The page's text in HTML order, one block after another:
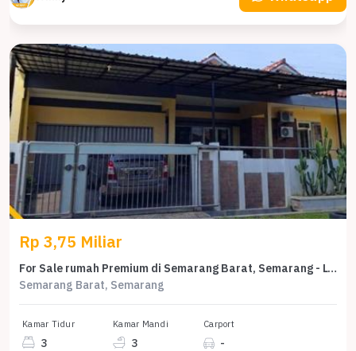
Rp 3,75 Miliar
For Sale rumah Premium di Semarang Barat, Semarang - LT 320m²
Semarang Barat, Semarang
Kamar Tidur
3
Kamar Mandi
3
Carport
-